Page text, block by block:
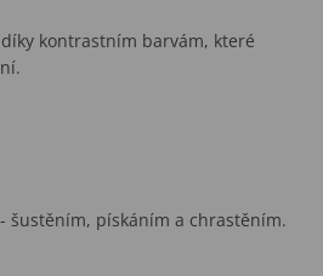
kontrastním barvám, které
šustěním, pískáním a chrastěním.